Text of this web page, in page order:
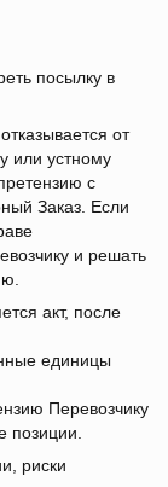
посылку в
от
или устному
с
Заказ. Если
и решать
акт, после
единицы
Перевозчику
позиции.
риски